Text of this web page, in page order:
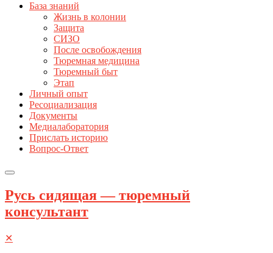
База знаний
Жизнь в колонии
Защита
СИЗО
После освобождения
Тюремная медицина
Тюремный быт
Этап
Личный опыт
Ресоциализация
Документы
Медиалаборатория
Прислать историю
Вопрос-Ответ
Русь сидящая — тюремный
консультант
✕